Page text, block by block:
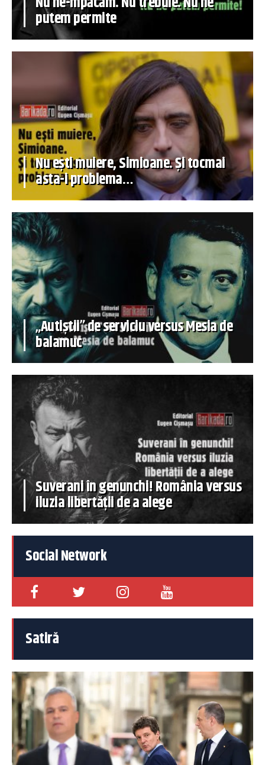
putem permite
Nu ești muiere, Simioane. Și tocmai
asta-i problema…
„Autiștii” de serviciu versus Mesia de
balamuc
Suverani în genunchi! România versus
iluzia libertății de a alege
Social Network
Satiră